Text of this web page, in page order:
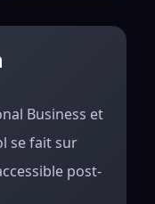
Business et
se fait sur
post-